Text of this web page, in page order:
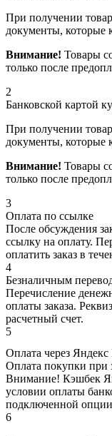
При получении
документы, которые
Внимание! Товары
только после
2
Банковской картой
При получении
документы, которые
Внимание! Товары
только после
3
Оплата по ссылке
После обсуждения
ссылку на оплату.
оплатить заказ в
4
Безналичным
Перечисление
оплаты заказа.
расчетный счет.
5
Оплата через
Оплата покупки при
Внимание! Кэшбек
условии оплаты
подключенной
6